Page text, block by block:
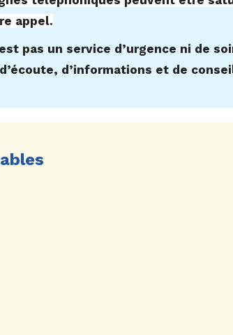
appel.
pas un service d’urgence ni de
d’informations et de